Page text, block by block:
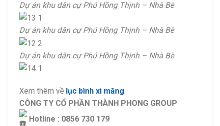
Dự án khu dân cự Phú Hồng Thịnh – Nhà Bè
Dự án khu dân cự Phú Hồng Thịnh – Nhà Bè
Dự án khu dân cự Phú Hồng Thịnh – Nhà Bè
Xem thêm về lục bình xi măng
CÔNG TY CỔ PHẦN THÀNH PHONG GROUP
Hotline : 0856 730 179